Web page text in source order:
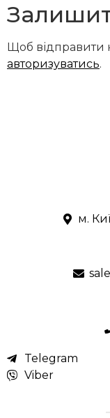
Щоб відправити
авторизуватись.
Telegram
Viber
м.